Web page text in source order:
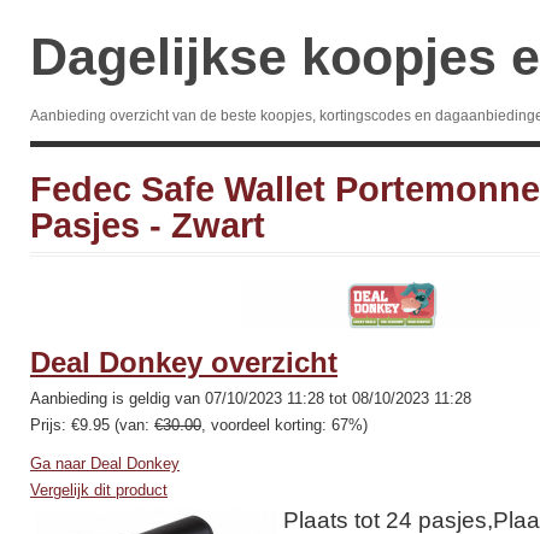
Dagelijkse koopjes
Aanbieding overzicht van de beste koopjes, kortingscodes en
Fedec Safe Wallet
Pasjes - Zwart
Deal Donkey overzicht
Aanbieding is geldig van 07/10/2023 11:28 tot 08/10/2023 11:28
Prijs: €9.95 (van: €30.00, voordeel korting: 67%)
Ga naar Deal Donkey
Vergelijk dit product
Plaats tot 24